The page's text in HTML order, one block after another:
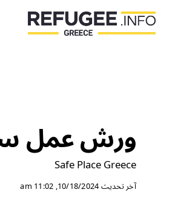
ورش عمل
Safe Place Greece
آخر تحديث10/18/2024, 11:02 am